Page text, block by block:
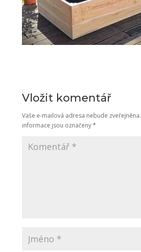
Vložit komentář
Vaše e-mailová adresa nebude zveřejněna.
informace jsou označeny*